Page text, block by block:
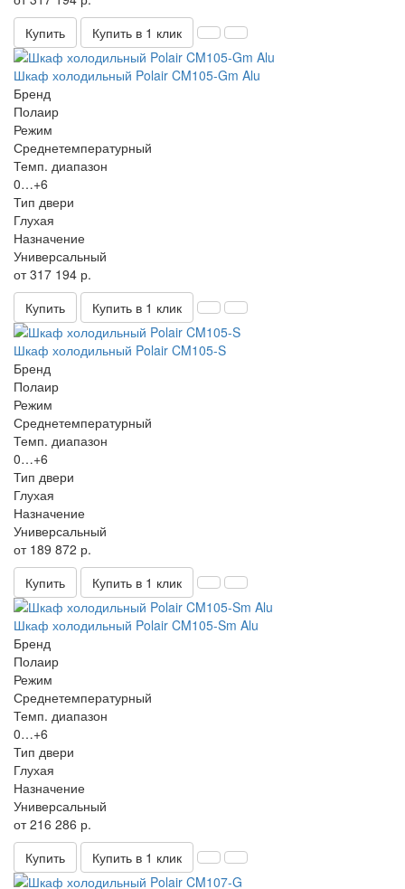
Купить
Купить в 1 клик
Шкаф холодильный Polair CM105-Gm Alu
Бренд
Полаир
Режим
Среднетемпературный
Темп. диапазон
0…+6
Тип двери
Глухая
Назначение
Универсальный
от 317 194 р.
Купить
Купить в 1 клик
Шкаф холодильный Polair CM105-S
Бренд
Полаир
Режим
Среднетемпературный
Темп. диапазон
0…+6
Тип двери
Глухая
Назначение
Универсальный
от 189 872 р.
Купить
Купить в 1 клик
Шкаф холодильный Polair CM105-Sm Alu
Бренд
Полаир
Режим
Среднетемпературный
Темп. диапазон
0…+6
Тип двери
Глухая
Назначение
Универсальный
от 216 286 р.
Купить
Купить в 1 клик